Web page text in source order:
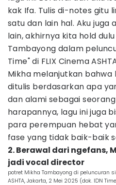
kak Ifa. Tulis di-notes gitu
satu dan lain hal. Aku juga
lain, akhirnya kita hold
Tambayong dalam
Time" di FLIX Cinema
Mikha melanjutkan bahwa
ditulis berdasarkan apa
dan alami sebagai
harapannya, lagu ini juga
para perempuan hebat
fase yang tidak baik-baik
2. Berawal dari ngefans,
jadi vocal director
potret Mikha Tambayong di peluncuran
ASHTA, Jakarta, 2 Mei 2025 (dok. IDN